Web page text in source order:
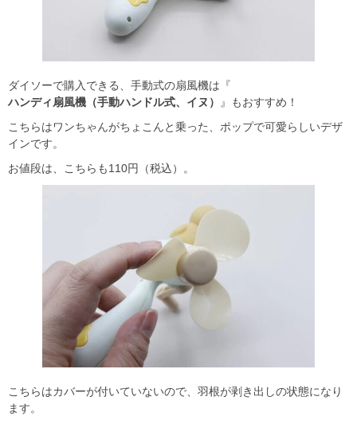
ダイソーで購入できる、手動式の扇風機は『
ハンディ扇風機（手動ハンドル式、イヌ）
』もおすすめ！
こちらはワンちゃんがちょこんと乗った、ポップで可愛らしいデザ
インです。
お値段は、こちらも110円（税込）。
こちらはカバーが付いていないので、羽根が剥き出しの状態になり
ます。